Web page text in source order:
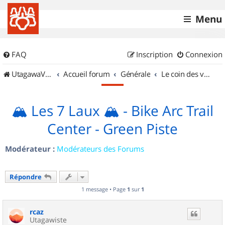
Menu
FAQ Connexion
Inscription
UtagawaVTT (Randos VTT et VTTAE avec traces GPS)
Accueil forum Générale Le coin des vidéastes
🏔️ Les 7 Laux 🏔️ - Bike Arc Trail
Center - Green Piste
Modérateur : Modérateurs des Forums
Répondre
1 message • Page 1 sur 1
rcaz
Utagawiste